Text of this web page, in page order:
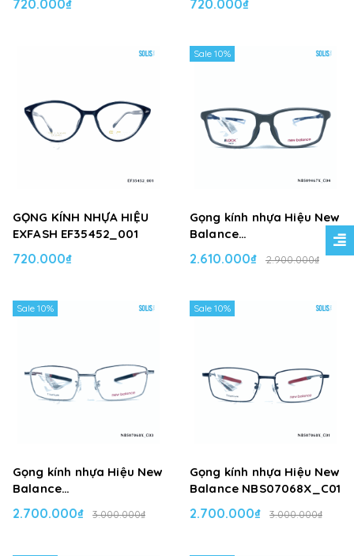
720.000₫ 720.000₫
GỌNG KÍNH NHỰA HIỆU
EXFASH EF35452_001
720.000₫
Sale 10%
Gọng kính nhựa Hiệu New
Balance
2.610.000₫ 2.900.000₫
Sale 10%
Gọng kính nhựa Hiệu New
Balance
2.700.000₫ 3.000.000₫
Sale 10%
Gọng kính nhựa Hiệu New
Balance NBS07068X_C01
2.700.000₫ 3.000.000₫